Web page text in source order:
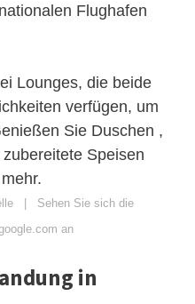
Flughafen
Lounges, die beide
verfügen, um
Sie Duschen ,
Speisen
| Sehen Sie sich die
an
in